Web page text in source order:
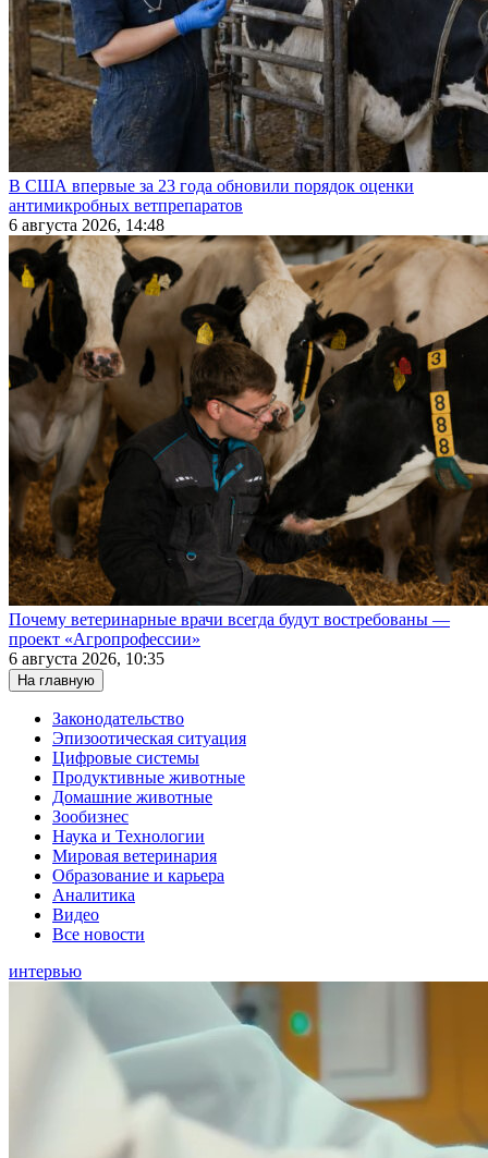
В США впервые за 23 года обновили порядок оценки
антимикробных ветпрепаратов
6 августа 2026, 14:48
Почему ветеринарные врачи всегда будут востребованы —
проект «Агропрофессии»
6 августа 2026, 10:35
На главную
Законодательство
Эпизоотическая ситуация
Цифровые системы
Продуктивные животные
Домашние животные
Зообизнес
Наука и Технологии
Мировая ветеринария
Образование и карьера
Аналитика
Видео
Все новости
интервью